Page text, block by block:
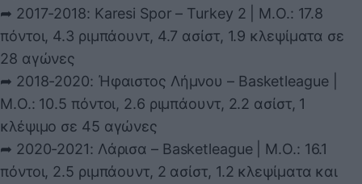
➦ 2017-2018: Karesi Spor – Turkey 2 | Μ.Ο.: 17.8
πόντοι, 4.3 ριμπάουντ, 4.7 ασίστ, 1.9 κλεψίματα σε
28 αγώνες
➦ 2018-2020: Ήφαιστος Λήμνου – Basketleague |
Μ.Ο.: 10.5 πόντοι, 2.6 ριμπάουντ, 2.2 ασίστ, 1
κλέψιμο σε 45 αγώνες
➦ 2020-2021: Λάρισα – Basketleague | Μ.Ο.: 16.1
πόντοι, 2.5 ριμπάουντ, 2 ασίστ, 1.2 κλεψίματα και